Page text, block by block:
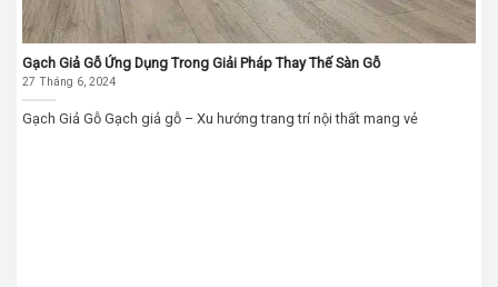
Gạch Giả Gỗ Ứng Dụng Trong Giải Pháp Thay Thế Sàn Gỗ
27 Tháng 6, 2024
Gạch Giả Gỗ Gạch giả gỗ – Xu hướng trang trí nội thất mang vẻ